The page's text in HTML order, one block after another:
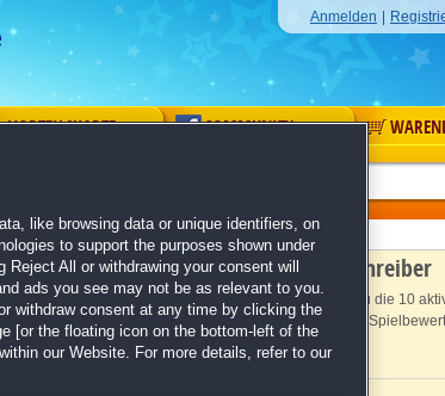
Anmelden
VORTEILSKARTE COMMUNITY
Die Geister
Meisterschreiber
Hier findest du die 10
Verfasser von
Claudia K.
like browsing data or unique identifiers, on
to support the purposes shown under
All or withdrawing your consent will
ads you see may not be as relevant to you.
withdraw consent at any time by clicking the
[or the floating icon on the bottom-left of the
our Website. For more details, refer to our